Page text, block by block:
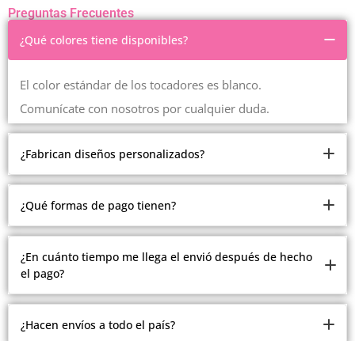
Preguntas Frecuentes
¿Qué colores tiene disponibles?
El color estándar de los tocadores es blanco.
Comunícate con nosotros por cualquier duda.
¿Fabrican diseños personalizados?
Somos fabricantes.
Pero debido a la cantidad de modelos y estilos que
personalizados.
Comunícate con nosotros con gusto te atenderemos
¿Qué formas de pago tienen?
Ofrecemos múltiples formas de pago.
Contado, contra entrega en Medellín, recibimos todas las
tarjetas, plan separé en Medellín, crédito ADDI y
Sistecredito.
¿En cuánto tiempo me llega el envió después de hecho
el pago?
Todos los envíos se realizan después del pago de 2 a 15
¿Hacen envíos a todo el país?